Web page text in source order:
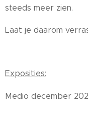
steeds meer zien.
Laat je daarom
Exposities:
Medio december